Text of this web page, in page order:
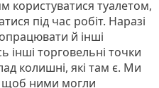
користуватися туалетом,
під час робіт. Наразі
й інші
інші торговельні точки
колишні, які там є. Ми
щоб ними могли